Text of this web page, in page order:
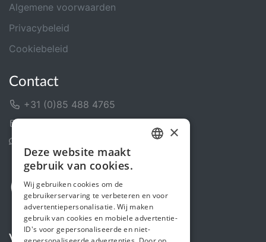
Algemene voorwaarden
Privacybeleid
Cookiebeleid
Contact
+31 (0)85 488 4765
ENGLISH
×
Deze website maakt
gebruik van cookies.
Wij gebruiken cookies om de
gebruikerservaring te verbeteren en voor
advertentiepersonalisatie. Wij maken
gebruik van cookies en mobiele advertentie-
ID's voor gepersonaliseerde en niet-